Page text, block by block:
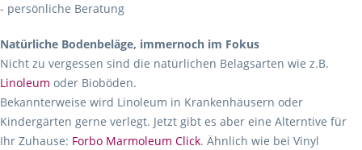
- persönliche Beratung
Natürliche Bodenbeläge, immernoch im Fokus
Nicht zu vergessen sind die natürlichen Belagsarten wie z.B.
Linoleum oder Bioböden.
Bekannterweise wird Linoleum in Krankenhäusern oder
Kindergärten gerne verlegt. Jetzt gibt es aber eine Alterntive für
Ihr Zuhause: Forbo Marmoleum Click. Ähnlich wie bei Vinyl